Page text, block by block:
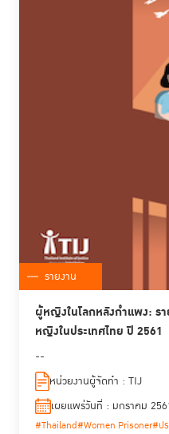
รายงาน
ผู้หญิงในโลกหลังกำแพง: ร
หญิงในประเทศไทย ปี 2561
--
หน่วยงานผู้จัดทำ : TIJ
เผยแพร่วันที่ : มกราคม
#Thailand#Women Prisoner#ป